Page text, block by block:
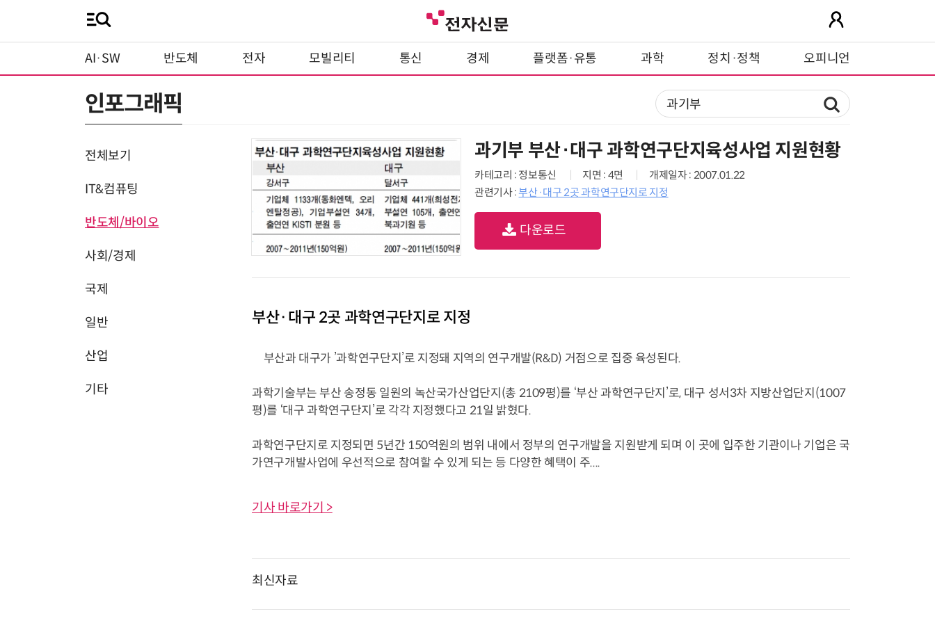
AI·SW 반도체 전자 모빌리티 통신 경제 플랫폼·유통 과학 정치·정책 오피니언
인포그래픽
전체보기
IT&컴퓨팅
반도체/바이오
사회/경제
국제
일반
산업
기타
과기부 부산·대구 과학연구단지육성사업 지원현황
카테고리 : 정보통신 지면 : 4면
개제일자 : 2007.01.22
관련기사 : 부산·대구 2곳 과학연구단지로 지정
다운로드
부산·대구 2곳 과학연구단지로 지정
부산과 대구가 ’과학연구단지’로 지정돼 지역의 연구개발(R&D) 거점으로 집중 육성된다.
과학기술부는 부산 송정동 일원의 녹산국가산업단지(총 2109평)를 ‘부산 과학연구단지’로, 대구 성서3차 지방산업단지(1007
평)를 ‘대구 과학연구단지’로 각각 지정했다고 21일 밝혔다.
과학연구단지로 지정되면 5년간 150억원의 범위 내에서 정부의 연구개발을 지원받게 되며 이 곳에 입주한 기관이나 기업은 국
가연구개발사업에 우선적으로 참여할 수 있게 되는 등 다양한 혜택이 주....
기사 바로가기 >
최신자료